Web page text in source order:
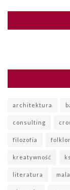
architektura
consulting
filozofia folklor
kreatywność
literatura